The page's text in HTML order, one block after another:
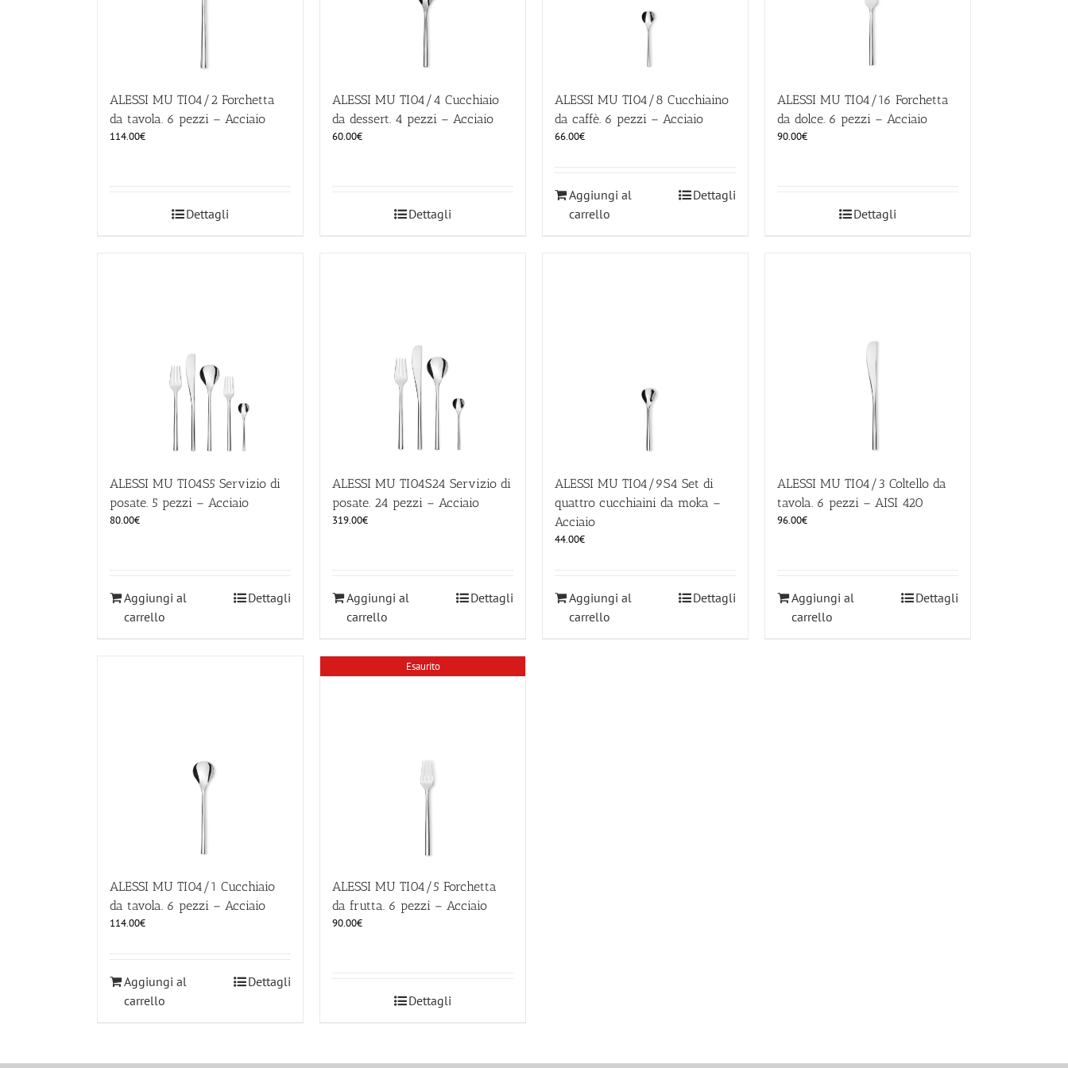
ALESSI MU TI04/2 Forchetta
da tavola. 6 pezzi – Acciaio
114.00€
Dettagli
ALESSI MU TI04/4 Cucchiaio
da dessert. 4 pezzi – Acciaio
60.00€
Dettagli
ALESSI MU TI04/8 Cucchiaino
da caffè. 6 pezzi – Acciaio
66.00€
Aggiungi al
carrello
Dettagli
ALESSI MU TI04/16 Forchetta
da dolce. 6 pezzi – Acciaio
90.00€
Dettagli
ALESSI MU TI04S5 Servizio di
posate. 5 pezzi – Acciaio
80.00€
Aggiungi al
carrello
Dettagli
ALESSI MU TI04S24 Servizio di
posate. 24 pezzi – Acciaio
319.00€
Aggiungi al
carrello
Dettagli
ALESSI MU TI04/9S4 Set di
quattro cucchiaini da moka –
Acciaio
44.00€
Aggiungi al
carrello
Dettagli
ALESSI MU TI04/3 Coltello da
tavola. 6 pezzi – AISI 420
96.00€
Aggiungi al
carrello
Dettagli
ALESSI MU TI04/1 Cucchiaio
da tavola. 6 pezzi – Acciaio
114.00€
Aggiungi al
carrello
Dettagli
Esaurito
ALESSI MU TI04/5 Forchetta
da frutta. 6 pezzi – Acciaio
90.00€
Dettagli